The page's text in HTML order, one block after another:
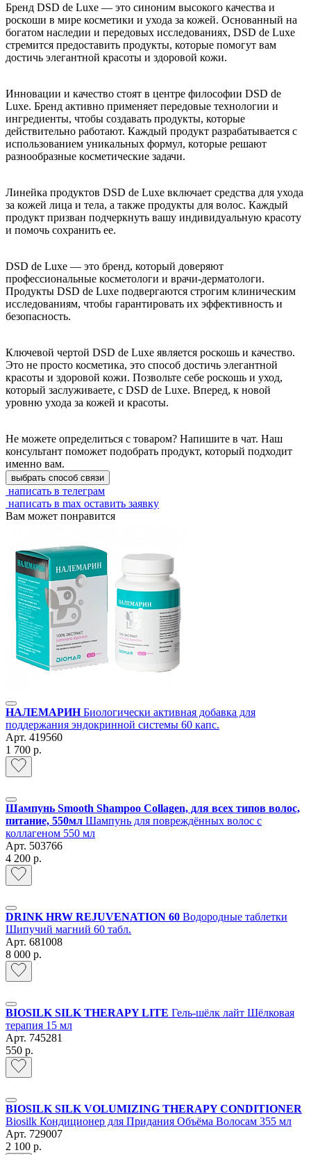
Бренд DSD de Luxe — это синоним высокого качества и
роскоши в мире косметики и ухода за кожей. Основанный на
богатом наследии и передовых исследованиях, DSD de Luxe
стремится предоставить продукты, которые помогут вам
достичь элегантной красоты и здоровой кожи.
Инновации и качество стоят в центре философии DSD de
Luxe. Бренд активно применяет передовые технологии и
ингредиенты, чтобы создавать продукты, которые
действительно работают. Каждый продукт разрабатывается с
использованием уникальных формул, которые решают
разнообразные косметические задачи.
Линейка продуктов DSD de Luxe включает средства для ухода
за кожей лица и тела, а также продукты для волос. Каждый
продукт призван подчеркнуть вашу индивидуальную красоту
и помочь сохранить ее.
DSD de Luxe — это бренд, который доверяют
профессиональные косметологи и врачи-дерматологи.
Продукты DSD de Luxe подвергаются строгим клиническим
исследованиям, чтобы гарантировать их эффективность и
безопасность.
Ключевой чертой DSD de Luxe является роскошь и качество.
Это не просто косметика, это способ достичь элегантной
красоты и здоровой кожи. Позвольте себе роскошь и уход,
который заслуживаете, с DSD de Luxe. Вперед, к новой
уровню ухода за кожей и красоты.
Не можете определиться с товаром? Напишите в чат. Наш
консультант поможет подобрать продукт, который подходит
именно вам.
выбрать способ связи
написать в телеграм
написать в max оставить заявку
Вам может понравится
НАЛЕМАРИНБиологически активная добавка для
поддержания эндокринной системы 60 капс.
Арт. 419560
1 700 р.
Шампунь Smooth Shampoo Collagen, для всех типов волос,
питание, 550мл Шампунь для повреждённых волос с
коллагеном 550 мл
Арт. 503766
4 200 р.
DRINK HRW REJUVENATION 60 Водородные таблетки
Шипучий магний 60 табл.
Арт. 681008
8 000 р.
BIOSILK SILK THERAPY LITE Гель-шёлк лайт Шёлковая
терапия 15 мл
Арт. 745281
550 р.
BIOSILK SILK VOLUMIZING THERAPY CONDITIONER
Biosilk Кондиционер для Придания Объёма Волосам 355 мл
Арт. 729007
2 100 р.